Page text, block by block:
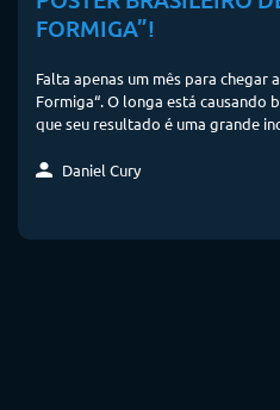
FORMIGA”!
Falta apenas um mês para chegar
Formiga“. O longa está causando
que seu resultado é uma grande
Daniel Cury